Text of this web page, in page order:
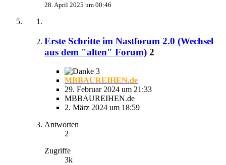
28. April 2025 um 00:46
Erste Schritte im Nastforum 2.0 (Wechsel
aus dem "alten" Forum) 2
3
MBBAUREIHEN.de
29. Februar 2024 um 21:33
MBBAUREIHEN.de
2. März 2024 um 18:59
Antworten
2
Zugriffe
3k